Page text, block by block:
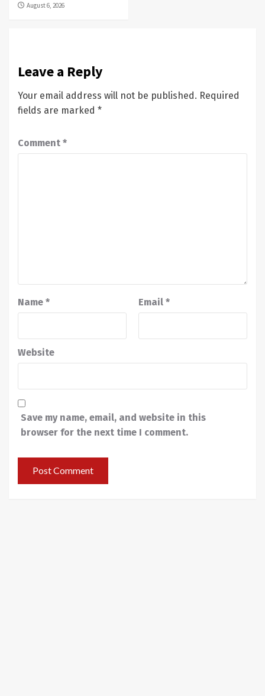
August 6, 2026
Leave a Reply
Your email address will not be published. Required
fields are marked *
Comment *
Name * Email *
Website
Save my name, email, and website in this
browser for the next time I comment.